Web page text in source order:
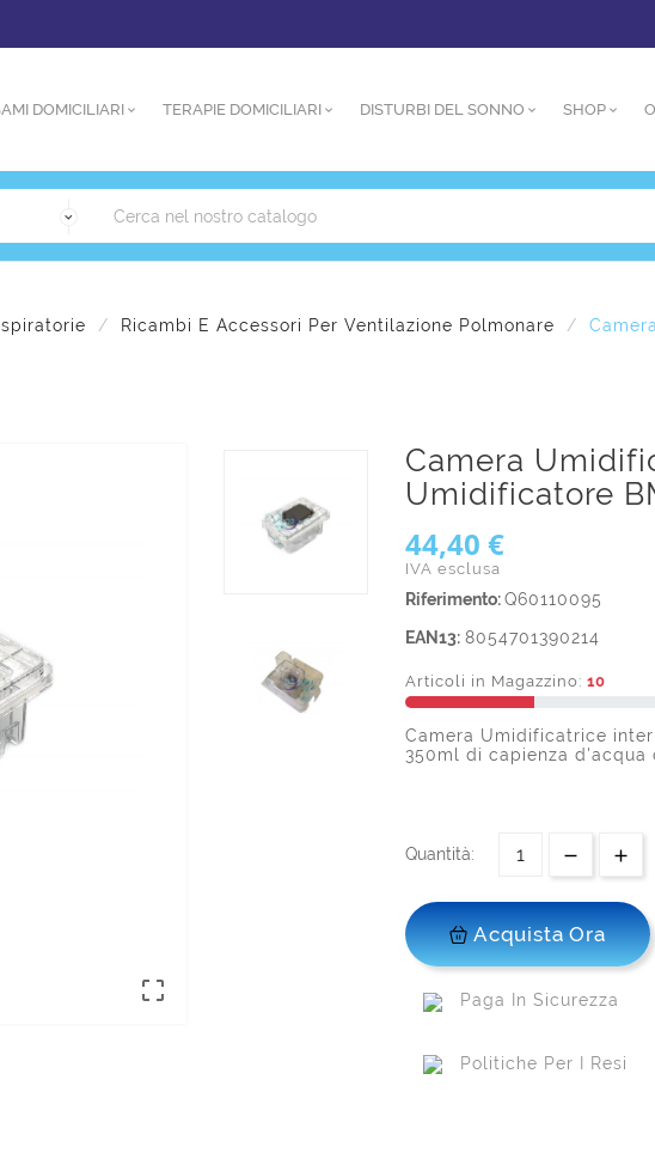
DOMICILIARI TERAPIE DOMICILIARI DISTURBI DEL SONNO SHOP
Ricambi E Accessori Per Ventilazione Polmonare

Camera
Umidificatore
44,40 €
IVA esclusa
Riferimento:Q60110095
EAN13: 8054701390214
Articoli in Magazzino: 10
Camera Umidificatrice
350ml di capienza d'acqua
Quantità:
Acquista Ora
Paga In Sicurezza
Politiche Per I Resi